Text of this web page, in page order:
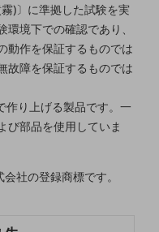
)〕に準拠した試験を実
境下での確認であり、
動作を保証するものでは
故障を保証するものでは
り上げる製品です。一
び部品を使用していま
社の登録商標です。